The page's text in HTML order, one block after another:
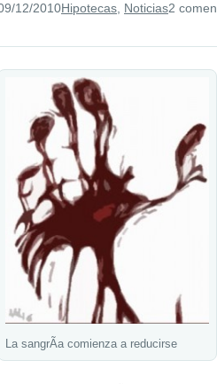
12/2010Hipotecas Noticias2
La sangrÃ­a comienza a reducirse